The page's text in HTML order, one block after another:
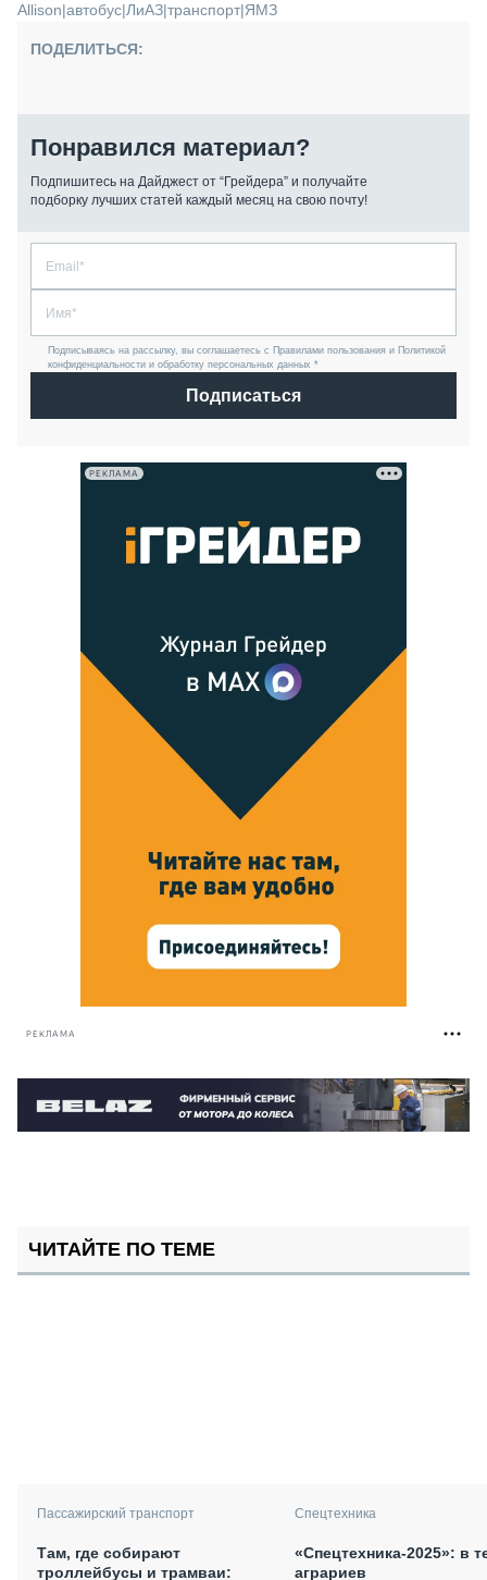
Allison|автобус|ЛиАЗ|транспорт|ЯМЗ
ПОДЕЛИТЬСЯ:
Понравился материал?
Подпишитесь на Дайджест от “Грейдера” и получайте
подборку лучших статей каждый месяц на свою почту!
Подписываясь на рассылку, вы соглашаетесь с Правилами пользования и Политикой
конфиденциальности и обработку персональных данных *
Подписаться
РЕКЛАМА
РЕКЛАМА
ЧИТАЙТЕ ПО ТЕМЕ
Пассажирский транспорт
Там, где собирают
троллейбусы и трамваи:
Спецтехника
«Спецтехника-2025»: в
аграриев